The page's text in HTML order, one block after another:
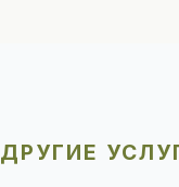
ДРУГИЕ